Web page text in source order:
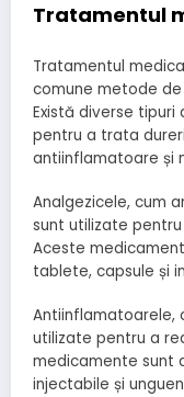
Tratamentul
Tratamentul
comune metode
Există diverse
pentru a trata
antiinflamatoare și
Analgezicele, cum
sunt utilizate
Aceste
tablete, capsule și
Antiinflamatoarele,
utilizate pentru a
medicamente sunt
injectabile și